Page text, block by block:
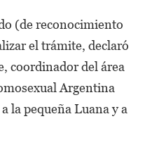
(de reconocimiento
el trámite, declaró
coordinador del área
Argentina
la pequeña Luana y a